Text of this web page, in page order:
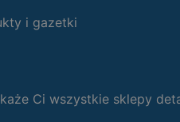
i gazetki
Ci wszystkie sklepy